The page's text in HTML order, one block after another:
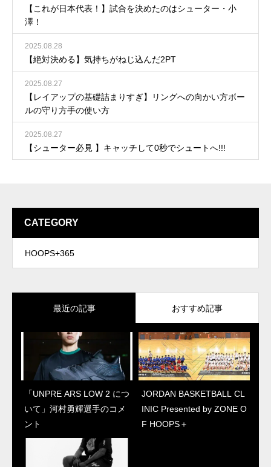
【これが日本代表！】試合を決めたのはシューター・小
澤！
2025.08.28
【絶対決める】気持ちがねじ込んだ2PT
2025.08.27
【レイアップの基礎詰まりすぎ】リングへの向かい方ボー
ルの守り方手の使い方
2025.08.27
【シューター必見 】キャッチして0秒でシュートへ!!!
CATEGORY
HOOPS+365
最近の記事 おすすめ記事
「UNPRE ARS LOW 2 につ
いて」河村勇輝選手のコメ
ント
JORDAN BASKETBALL CL
INIC Presented by ZONE O
F HOOPS＋
「ZION3について」ザイオ
ン本人コメント
“ジェイソン・テイタム初の
シグネチャーシューズ”
「テイタム 1について」本